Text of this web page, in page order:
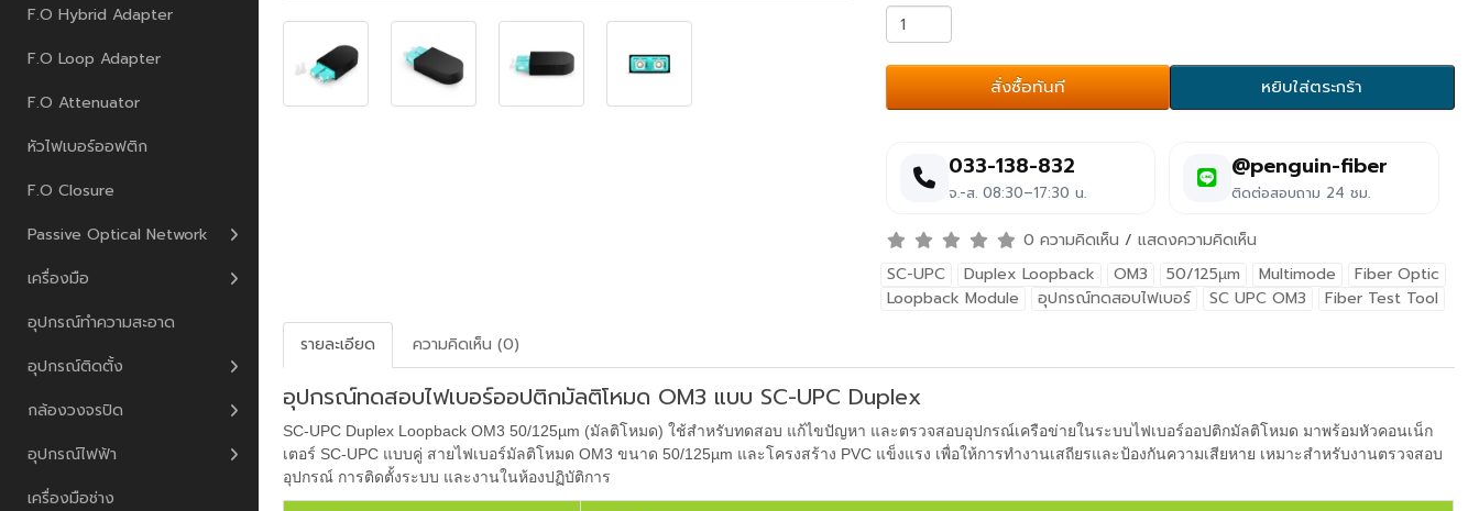
F.O Hybrid Adapter
F.O Loop Adapter
F.O Attenuator
หัวไฟเบอร์ออฟติก
F.O Closure
Passive Optical Network
เครื่องมือ
อุปกรณ์ทำความสะอาด
อุปกรณ์ติดตั้ง
กล้องวงจรปิด
อุปกรณ์ไฟฟ้า
เครื่องมือช่าง
สั่งซื้อทันที หยิบใส่ตระกร้า
033-138-832
จ.-ส. 08:30–17:30 น.
@penguin-fiber
ติดต่อสอบถาม 24 ชม.
0 ความคิดเห็น / แสดงความคิดเห็น
SC-UPC
Duplex Loopback OM3 50/125µm Multimode
Fiber Optic
Loopback Module
อุปกรณ์ทดสอบไฟเบอร์ SC UPC OM3
Fiber Test Tool
รายละเอียด
ความคิดเห็น (0)
อุปกรณ์ทดสอบไฟเบอร์ออปติกมัลติโหมด OM3 แบบ SC-UPC Duplex
SC-UPC Duplex Loopback OM3 50/125µm (มัลติโหมด) ใช้สำหรับทดสอบ แก้ไขปัญหา และตรวจสอบอุปกรณ์เครือข่ายในระบบไฟเบอร์ออปติกมัลติโหมด มาพร้อมหัวคอนเน็ก
เตอร์ SC-UPC แบบคู่ สายไฟเบอร์มัลติโหมด OM3 ขนาด 50/125µm และโครงสร้าง PVC แข็งแรง เพื่อให้การทำงานเสถียรและป้องกันความเสียหาย เหมาะสำหรับงานตรวจสอบ
อุปกรณ์ การติดตั้งระบบ และงานในห้องปฏิบัติการ